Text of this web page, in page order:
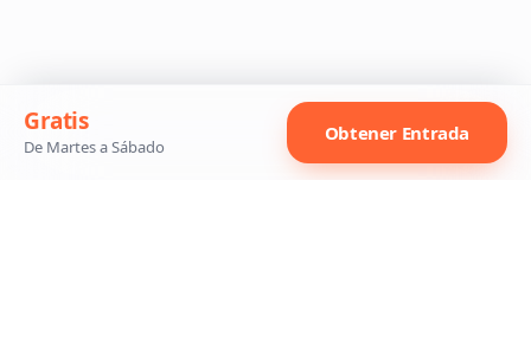
Gratis
De Martes a Sábado
Obtener Entrada